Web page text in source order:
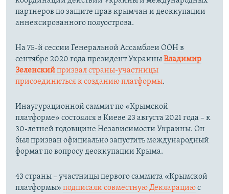
партнеров по защите прав крымчан и деоккупации
аннексированного полуострова.
На 75-й сессии Генеральной Ассамблеи ООН в
сентябре 2020 года президент УкраиныВладимир
Зеленскийпризвал страны-участницы
присоединиться к созданию платформы.
Инаугурационной саммит по «Крымской
платформе» состоялся в Киеве 23 августа 2021 года – к
30-летней годовщине Независимости Украины. Он
был призван официально запустить международный
формат по вопросу деоккупации Крыма.
43 страны – участницы первого саммита «Крымской
платформы» подписали совместную Декларациюс